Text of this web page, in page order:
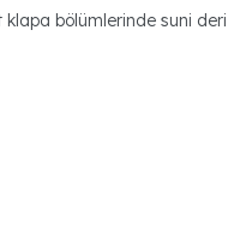
klapa bölümlerinde suni deri